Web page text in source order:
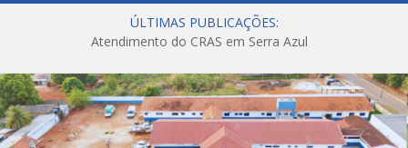
ÚLTIMAS PUBLICAÇÕES:
Atendimento do CRAS em Serra Azul